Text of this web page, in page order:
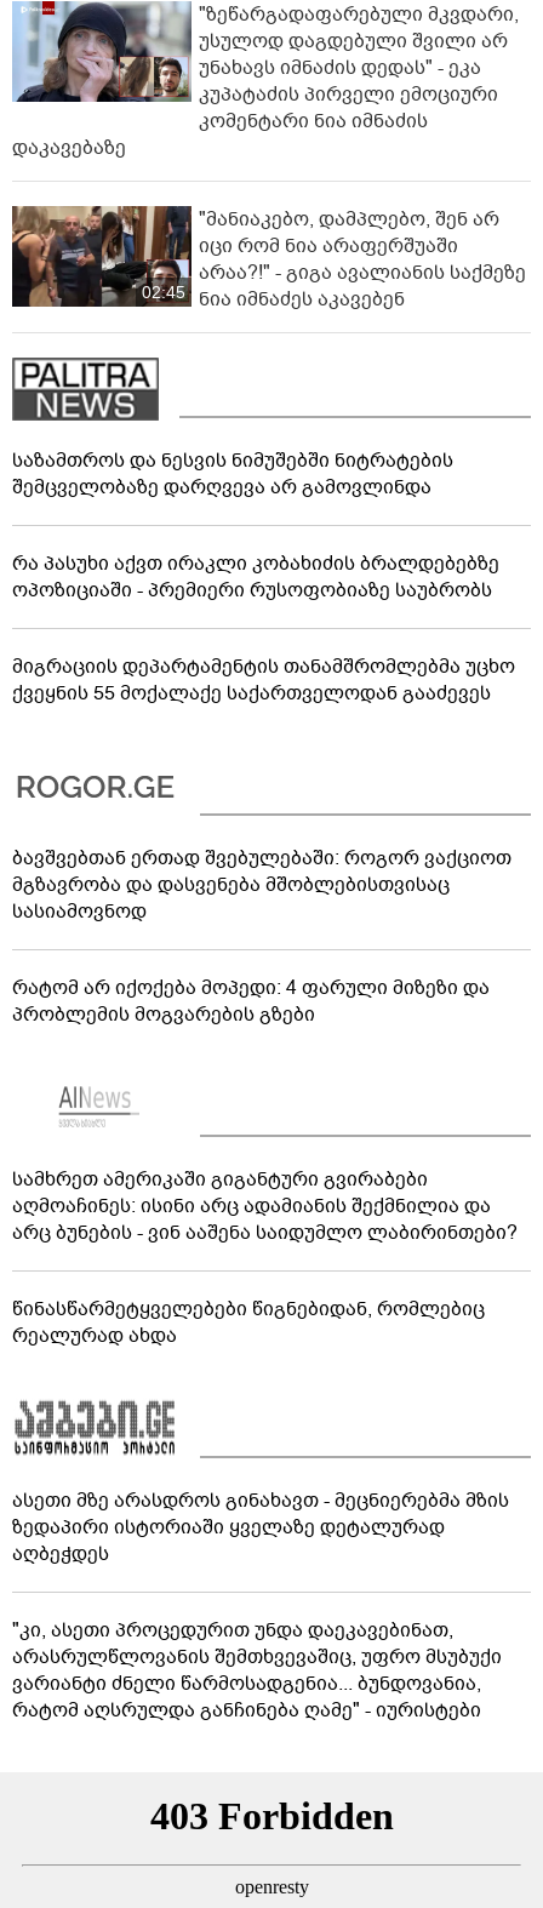
"ზეწარგადაფარებული მკვდარი,
უსულოდ დაგდებული შვილი არ
უნახავს იმნაძის დედას" - ეკა
კუპატაძის პირველი ემოციური
კომენტარი ნია იმნაძის
დაკავებაზე
02:45
"მანიაკებო, დამპლებო, შენ არ
იცი რომ ნია არაფერშუაში
არაა?!" - გიგა ავალიანის საქმეზე
ნია იმნაძეს აკავებენ
საზამთროს და ნესვის ნიმუშებში ნიტრატების
შემცველობაზე დარღვევა არ გამოვლინდა
რა პასუხი აქვთ ირაკლი კობახიძის ბრალდებებზე
ოპოზიციაში - პრემიერი რუსოფობიაზე საუბრობს
მიგრაციის დეპარტამენტის თანამშრომლებმა უცხო
ქვეყნის 55 მოქალაქე საქართველოდან გააძევეს
ბავშვებთან ერთად შვებულებაში: როგორ ვაქციოთ
მგზავრობა და დასვენება მშობლებისთვისაც
სასიამოვნოდ
რატომ არ იქოქება მოპედი: 4 ფარული მიზეზი და
პრობლემის მოგვარების გზები
სამხრეთ ამერიკაში გიგანტური გვირაბები
აღმოაჩინეს: ისინი არც ადამიანის შექმნილია და
არც ბუნების - ვინ ააშენა საიდუმლო ლაბირინთები?
წინასწარმეტყველებები წიგნებიდან, რომლებიც
რეალურად ახდა
ასეთი მზე არასდროს გინახავთ - მეცნიერებმა მზის
ზედაპირი ისტორიაში ყველაზე დეტალურად
აღბეჭდეს
"კი, ასეთი პროცედურით უნდა დაეკავებინათ,
არასრულწლოვანის შემთხვევაშიც, უფრო მსუბუქი
ვარიანტი ძნელი წარმოსადგენია... ბუნდოვანია,
რატომ აღსრულდა განჩინება ღამე" - იურისტები